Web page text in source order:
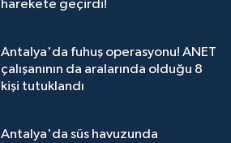
harekete geçirdi!
Antalya'da fuhuş operasyonu! ANET
çalışanının da aralarında olduğu 8
kişi tutuklandı
Antalya'da süs havuzunda